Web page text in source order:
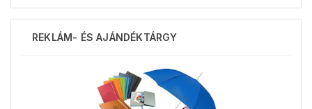
REKLÁM- ÉS AJÁNDÉKTÁRGY